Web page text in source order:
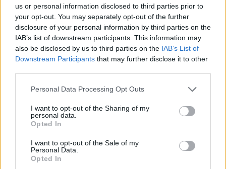
us or personal information disclosed to third parties prior to
your opt-out. You may separately opt-out of the further
disclosure of your personal information by third parties on the
IAB’s list of downstream participants. This information may
also be disclosed by us to third parties on the IAB’s List of
Downstream Participants that may further disclose it to other
Please note that this website/app uses one or more Google
not limited to your visit or usage behaviour. You may click to
grant or deny consent to Google and its third-party tags to
use your data for below specified purposes in below Google
consent section.
Personal Data Processing Opt Outs
I want to opt-out of the Sharing of my
personal data.
Opted In
I want to opt-out of the Sale of my
Personal Data.
Opted In
ÉLETMÓD
Ezt a 9 dolgot tedd meg minden
vasárnap, és sikeresebb leszel